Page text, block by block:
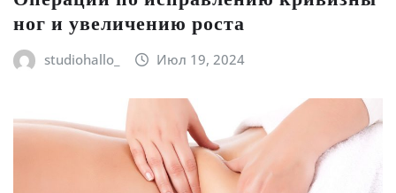
ног и увеличению роста
studiohallo_ Июл 19, 2024